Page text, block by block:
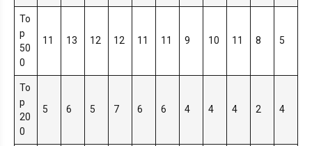
To
p
50
0
11 13 12 12 11 11 9 10 11 8 5
To
p
20
0
5 6 5 7 6 6 4 4 4 2 4